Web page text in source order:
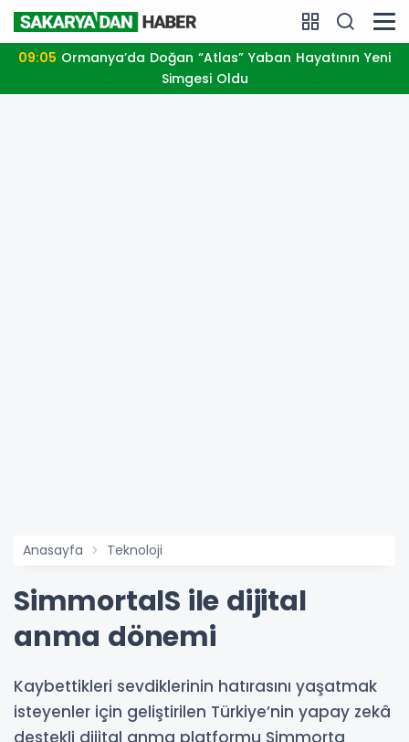
09:05
Simgesi Oldu
Anasayfa Teknoloji
SimmortalS ile dijital
anma dönemi
Kaybettikleri sevdiklerinin hatırasını yaşatmak
isteyenler için geliştirilen Türkiye’nin yapay zekâ
destekli dijital anma platformu Simmorta